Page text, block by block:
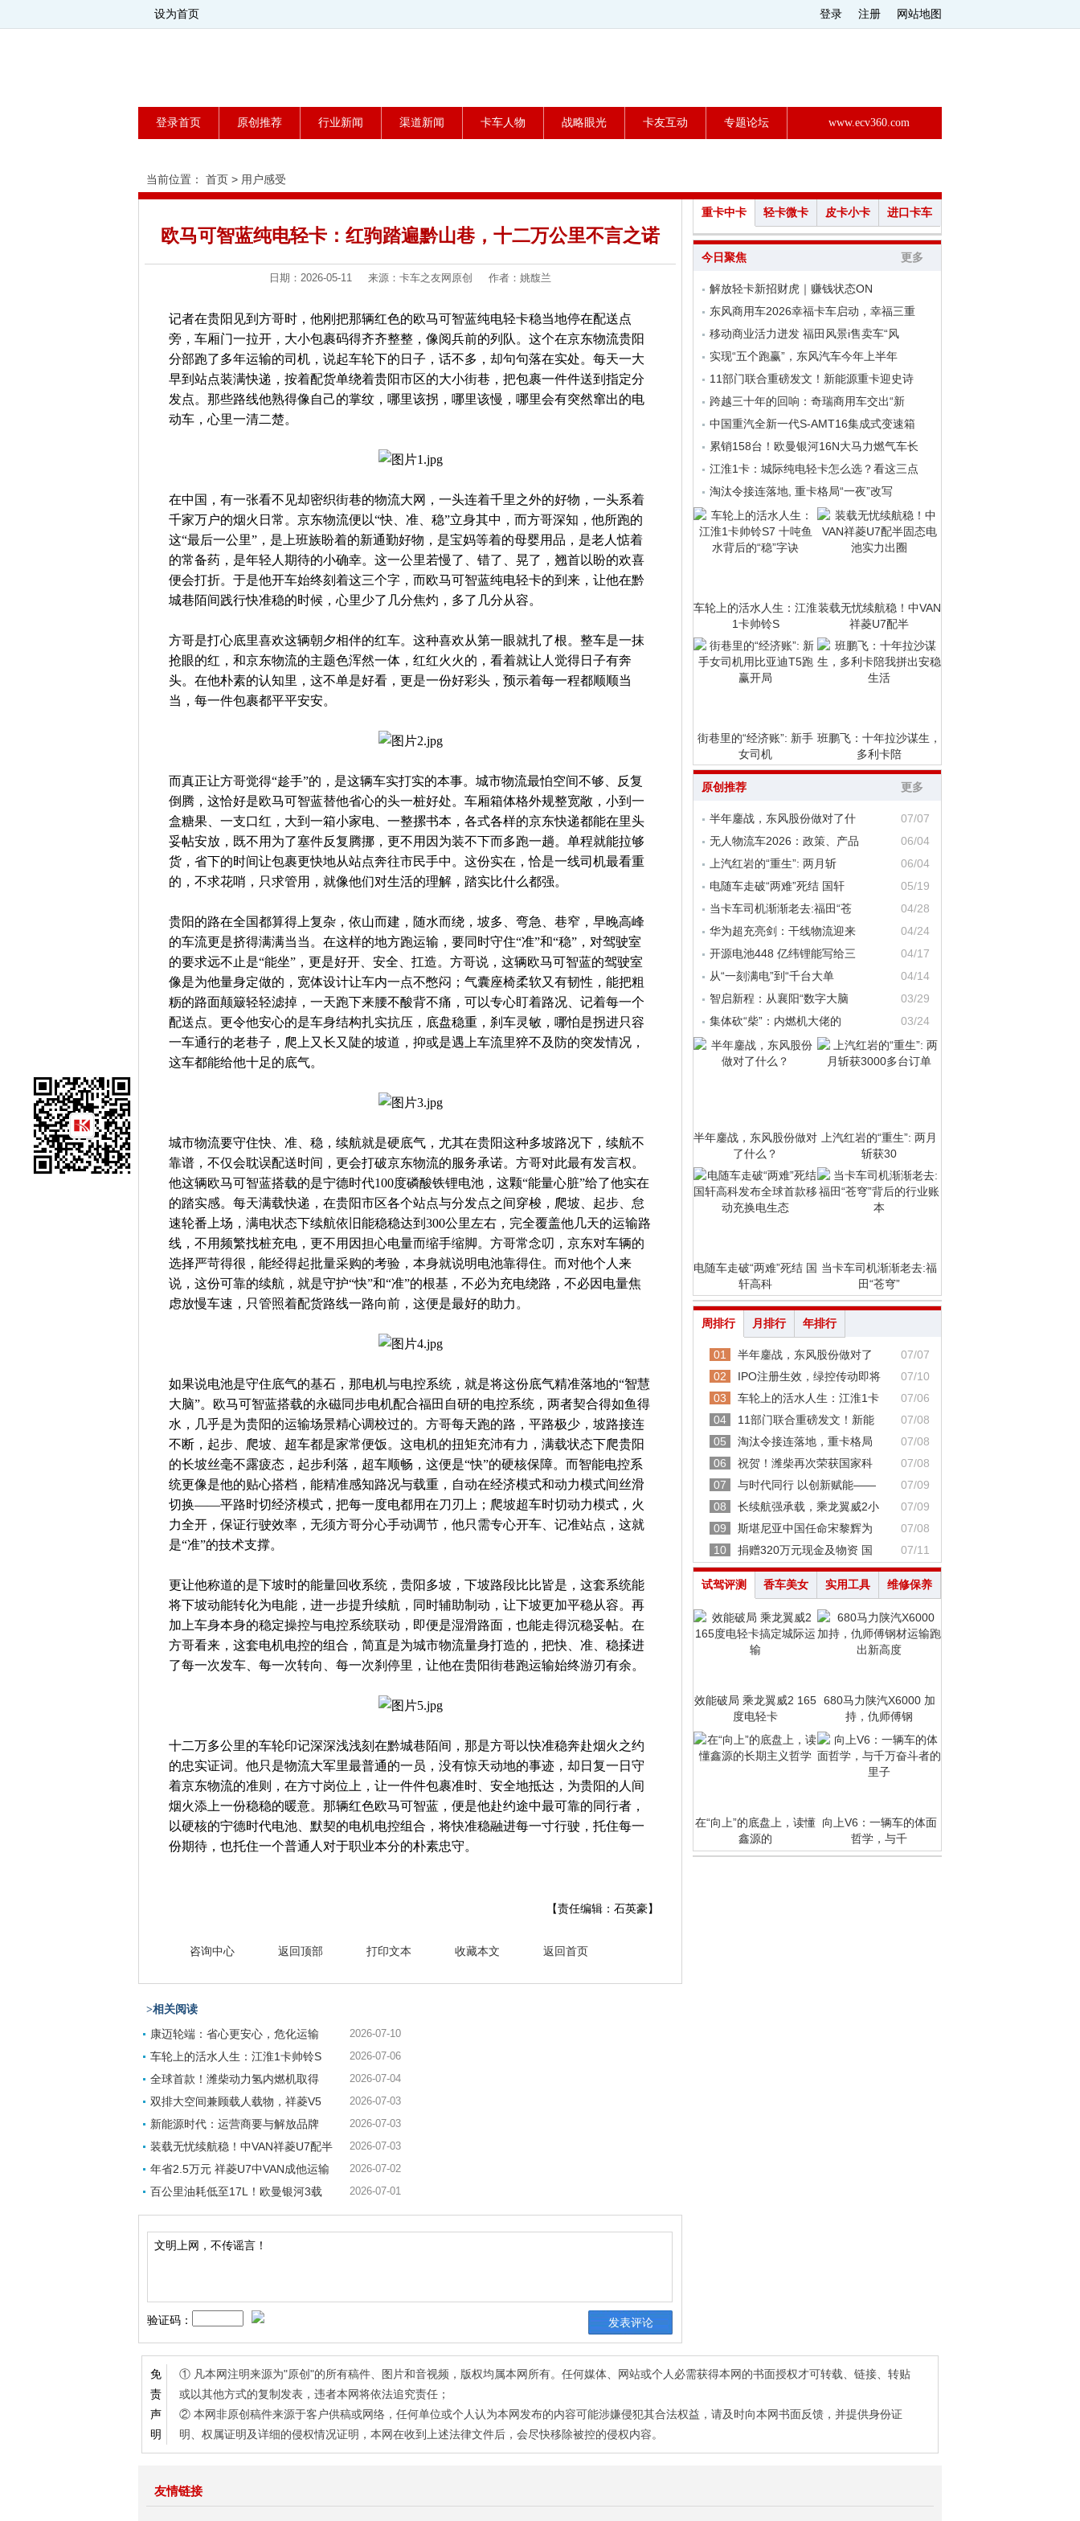
设为首页 登录 注册 网站地图
登录首页 原创推荐 行业新闻 渠道新闻 卡车人物 战略眼光 卡友互动 专题论坛 www.ecv360.com
当前位置： 首页 > 用户感受
欧马可智蓝纯电轻卡：红驹踏遍黔山巷，十二万公里不言之诺
日期：2026-05-11 来源：卡车之友网原创 作者：姚馥兰
记者在贵阳见到方哥时，他刚把那辆红色的欧马可智蓝纯电轻卡稳当地停在配送点
旁，车厢门一拉开，大小包裹码得齐齐整整，像阅兵前的列队。这个在京东物流贵阳
分部跑了多年运输的司机，说起车轮下的日子，话不多，却句句落在实处。每天一大
早到站点装满快递，按着配货单绕着贵阳市区的大小街巷，把包裹一件件送到指定分
发点。那些路线他熟得像自己的掌纹，哪里该拐，哪里该慢，哪里会有突然窜出的电
动车，心里一清二楚。
在中国，有一张看不见却密织街巷的物流大网，一头连着千里之外的好物，一头系着
千家万户的烟火日常。京东物流便以“快、准、稳”立身其中，而方哥深知，他所跑的
这“最后一公里”，是上班族盼着的新通勤好物，是宝妈等着的母婴用品，是老人惦着
的常备药，是年轻人期待的小确幸。这一公里若慢了、错了、晃了，翘首以盼的欢喜
便会打折。于是他开车始终刻着这三个字，而欧马可智蓝纯电轻卡的到来，让他在黔
城巷陌间践行快准稳的时候，心里少了几分焦灼，多了几分从容。
方哥是打心底里喜欢这辆朝夕相伴的红车。这种喜欢从第一眼就扎了根。整车是一抹
抢眼的红，和京东物流的主题色浑然一体，红红火火的，看着就让人觉得日子有奔
头。在他朴素的认知里，这不单是好看，更是一份好彩头，预示着每一程都顺顺当
当，每一件包裹都平平安安。
而真正让方哥觉得“趁手”的，是这辆车实打实的本事。城市物流最怕空间不够、反复
倒腾，这恰好是欧马可智蓝替他省心的头一桩好处。车厢箱体格外规整宽敞，小到一
盒糖果、一支口红，大到一箱小家电、一整摞书本，各式各样的京东快递都能在里头
妥帖安放，既不用为了塞件反复腾挪，更不用因为装不下而多跑一趟。单程就能拉够
货，省下的时间让包裹更快地从站点奔往市民手中。这份实在，恰是一线司机最看重
的，不求花哨，只求管用，就像他们对生活的理解，踏实比什么都强。
贵阳的路在全国都算得上复杂，依山而建，随水而绕，坡多、弯急、巷窄，早晚高峰
的车流更是挤得满满当当。在这样的地方跑运输，要同时守住“准”和“稳”，对驾驶室
的要求远不止是“能坐”，更是好开、安全、扛造。方哥说，这辆欧马可智蓝的驾驶室
像是为他量身定做的，宽体设计让车内一点不憋闷；气囊座椅柔软又有韧性，能把粗
粝的路面颠簸轻轻滤掉，一天跑下来腰不酸背不痛，可以专心盯着路况、记着每一个
配送点。更令他安心的是车身结构扎实抗压，底盘稳重，刹车灵敏，哪怕是拐进只容
一车通行的老巷子，爬上又长又陡的坡道，抑或是遇上车流里猝不及防的突发情况，
这车都能给他十足的底气。
城市物流要守住快、准、稳，续航就是硬底气，尤其在贵阳这种多坡路况下，续航不
靠谱，不仅会耽误配送时间，更会打破京东物流的服务承诺。方哥对此最有发言权。
他这辆欧马可智蓝搭载的是宁德时代100度磷酸铁锂电池，这颗“能量心脏”给了他实在
的踏实感。每天满载快递，在贵阳市区各个站点与分发点之间穿梭，爬坡、起步、怠
速轮番上场，满电状态下续航依旧能稳稳达到300公里左右，完全覆盖他几天的运输路
线，不用频繁找桩充电，更不用因担心电量而缩手缩脚。方哥常念叨，京东对车辆的
选择严苛得很，能经得起批量采购的考验，本身就说明电池靠得住。而对他个人来
说，这份可靠的续航，就是守护“快”和“准”的根基，不必为充电绕路，不必因电量焦
虑放慢车速，只管照着配货路线一路向前，这便是最好的助力。
如果说电池是守住底气的基石，那电机与电控系统，就是将这份底气精准落地的“智慧
大脑”。欧马可智蓝搭载的永磁同步电机配合福田自研的电控系统，两者契合得如鱼得
水，几乎是为贵阳的运输场景精心调校过的。方哥每天跑的路，平路极少，坡路接连
不断，起步、爬坡、超车都是家常便饭。这电机的扭矩充沛有力，满载状态下爬贵阳
的长坡丝毫不露疲态，起步利落，超车顺畅，这便是“快”的硬核保障。而智能电控系
统更像是他的贴心搭档，能精准感知路况与载重，自动在经济模式和动力模式间丝滑
切换——平路时切经济模式，把每一度电都用在刀刃上；爬坡超车时切动力模式，火
力全开，保证行驶效率，无须方哥分心手动调节，他只需专心开车、记准站点，这就
是“准”的技术支撑。
更让他称道的是下坡时的能量回收系统，贵阳多坡，下坡路段比比皆是，这套系统能
将下坡动能转化为电能，进一步提升续航，同时辅助制动，让下坡更加平稳从容。再
加上车身本身的稳定操控与电控系统联动，即便是湿滑路面，也能走得沉稳妥帖。在
方哥看来，这套电机电控的组合，简直是为城市物流量身打造的，把快、准、稳揉进
了每一次发车、每一次转向、每一次刹停里，让他在贵阳街巷跑运输始终游刃有余。
十二万多公里的车轮印记深深浅浅刻在黔城巷陌间，那是方哥以快准稳奔赴烟火之约
的忠实证词。他只是物流大军里最普通的一员，没有惊天动地的事迹，却日复一日守
着京东物流的准则，在方寸岗位上，让一件件包裹准时、安全地抵达，为贵阳的人间
烟火添上一份稳稳的暖意。那辆红色欧马可智蓝，便是他赴约途中最可靠的同行者，
以硬核的宁德时代电池、默契的电机电控组合，将快准稳融进每一寸行驶，托住每一
份期待，也托住一个普通人对于职业本分的朴素忠守。
【责任编辑：石英豪】
咨询中心 返回顶部 打印文本 收藏本文 返回首页
>相关阅读
康迈轮端：省心更安心，危化运输 2026-07-10
车轮上的活水人生：江淮1卡帅铃S 2026-07-06
全球首款！潍柴动力氢内燃机取得 2026-07-04
双排大空间兼顾载人载物，祥菱V5 2026-07-03
新能源时代：运营商要与解放品牌 2026-07-03
装载无忧续航稳！中VAN祥菱U7配半 2026-07-03
年省2.5万元 祥菱U7中VAN成他运输 2026-07-02
百公里油耗低至17L！欧曼银河3载 2026-07-01
验证码：
重卡中卡 轻卡微卡 皮卡小卡 进口卡车
今日聚焦 更多
解放轻卡新招财虎｜赚钱状态ON
东风商用车2026幸福卡车启动，幸福三重
移动商业活力迸发 福田风景i售卖车“风
实现“五个跑赢”，东风汽车今年上半年
11部门联合重磅发文！新能源重卡迎史诗
跨越三十年的回响：奇瑞商用车交出“新
中国重汽全新一代S-AMT16集成式变速箱
累销158台！欧曼银河16N大马力燃气车长
江淮1卡：城际纯电轻卡怎么选？看这三点
淘汰令接连落地, 重卡格局“一夜”改写
车轮上的活水人生：江淮
1卡帅铃S
装载无忧续航稳！中VAN
祥菱U7配半
街巷里的“经济账”: 新手
女司机
班鹏飞：十年拉沙谋生，
多利卡陪
原创推荐 更多
半年鏖战，东风股份做对了什
07/07
无人物流车2026：政策、产品
06/04
上汽红岩的“重生”: 两月斩
06/04
电随车走破“两难”死结 国轩
05/19
当卡车司机渐渐老去:福田“苍
04/28
华为超充亮剑：干线物流迎来
04/24
开源电池448 亿纬锂能写给三
04/17
从“一刻满电”到“千台大单
04/14
智启新程：从襄阳“数字大脑
03/29
集体砍“柴”：内燃机大佬的
03/24
半年鏖战，东风股份做对
了什么？
上汽红岩的“重生”: 两月
斩获30
电随车走破“两难”死结 国
轩高科
当卡车司机渐渐老去:福
田“苍穹”
周排行 月排行 年排行
01 半年鏖战，东风股份做对了
07/07
02
IPO注册生效，绿控传动即将
07/10
03
车轮上的活水人生：江淮1卡
07/06
04
11部门联合重磅发文！新能
07/08
05
淘汰令接连落地，重卡格局
07/08
06
祝贺！潍柴再次荣获国家科
07/08
07
与时代同行 以创新赋能——
07/09
08
长续航强承载，乘龙翼威2小
07/09
09
斯堪尼亚中国任命宋黎辉为
07/08
10
捐赠320万元现金及物资 国 07/11
试驾评测 香车美女 实用工具 维修保养
效能破局 乘龙翼威2 165
度电轻卡
680马力陕汽X6000 加
持，仇师傅钢
在“向上”的底盘上，读懂
鑫源的
向上V6：一辆车的体面
哲学，与千
免
责
声
明
① 凡本网注明来源为"原创"的所有稿件、图片和音视频，版权均属本网所有。任何媒体、网站或个人必需获得本网的书面授权才可转载、链接、转贴
或以其他方式的复制发表，违者本网将依法追究责任；
② 本网非原创稿件来源于客户供稿或网络，任何单位或个人认为本网发布的内容可能涉嫌侵犯其合法权益，请及时向本网书面反馈，并提供身份证
明、权属证明及详细的侵权情况证明，本网在收到上述法律文件后，会尽快移除被控的侵权内容。
友情链接